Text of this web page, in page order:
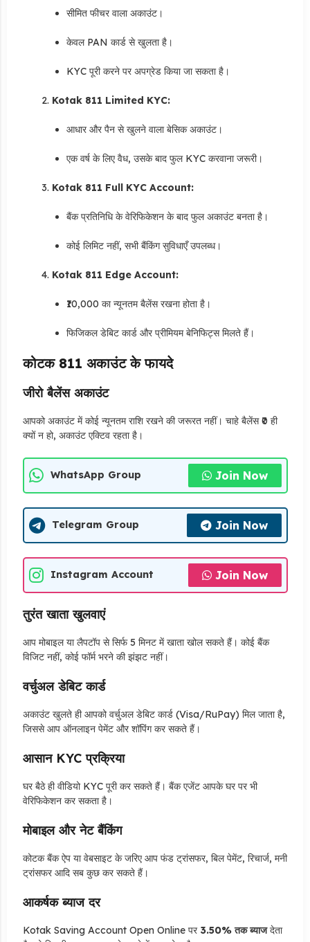
सीमित फीचर वाला अकाउंट।
केवल PAN कार्ड से खुलता है।
KYC पूरी करने पर अपग्रेड किया जा सकता है।
Kotak 811 Limited KYC:
आधार और पैन से खुलने वाला बेसिक अकाउंट।
एक वर्ष के लिए वैध, उसके बाद फुल KYC करवाना जरूरी।
Kotak 811 Full KYC Account:
बैंक प्रतिनिधि के वेरिफिकेशन के बाद फुल अकाउंट बनता है।
कोई लिमिट नहीं, सभी बैंकिंग सुविधाएँ उपलब्ध।
Kotak 811 Edge Account:
₹10,000 का न्यूनतम बैलेंस रखना होता है।
फिजिकल डेबिट कार्ड और प्रीमियम बेनिफिट्स मिलते हैं।
कोटक 811 अकाउंट के फायदे
जीरो बैलेंस अकाउंट
आपको अकाउंट में कोई न्यूनतम राशि रखने की जरूरत नहीं। चाहे बैलेंस ₹0 ही
क्यों न हो, अकाउंट एक्टिव रहता है।
WhatsApp Group Join Now
Telegram Group Join Now
Instagram Account Join Now
तुरंत खाता खुलवाएं
आप मोबाइल या लैपटॉप से सिर्फ 5 मिनट में खाता खोल सकते हैं। कोई बैंक
विजिट नहीं, कोई फॉर्म भरने की झंझट नहीं।
वर्चुअल डेबिट कार्ड
अकाउंट खुलते ही आपको वर्चुअल डेबिट कार्ड (Visa/RuPay) मिल जाता है,
जिससे आप ऑनलाइन पेमेंट और शॉपिंग कर सकते हैं।
आसान KYC प्रक्रिया
घर बैठे ही वीडियो KYC पूरी कर सकते हैं। बैंक एजेंट आपके घर पर भी
वेरिफिकेशन कर सकता है।
मोबाइल और नेट बैंकिंग
कोटक बैंक ऐप या वेबसाइट के जरिए आप फंड ट्रांसफर, बिल पेमेंट, रिचार्ज, मनी
ट्रांसफर आदि सब कुछ कर सकते हैं।
आकर्षक ब्याज दर
Kotak Saving Account Open Online पर 3.50% तक ब्याजदेता